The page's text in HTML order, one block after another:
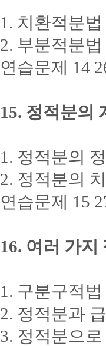
1. 치환적분법
2. 부분적분법
연습문제 14
15. 정적분의
1. 정적분의
2. 정적분의
연습문제 15
16. 여러 가지
1. 구분구적법
2. 정적분과
3. 정적분으